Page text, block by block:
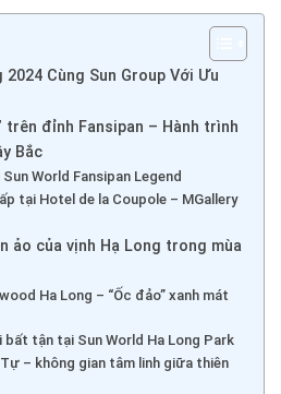
Cùng Sun Group Với Ưu
trên đỉnh Fansipan – Hành trình
Bắc
World Fansipan Legend
tại Hotel de la Coupole – MGallery
ảo của vịnh Hạ Long trong mùa
Ha Long – “Ốc đảo” xanh mát
bất tận tại Sun World Ha Long Park
– không gian tâm linh giữa thiên